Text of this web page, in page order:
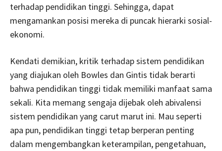
terhadap pendidikan tinggi. Sehingga, dapat
mengamankan posisi mereka di puncak hierarki sosial-
ekonomi.
Kendati demikian, kritik terhadap sistem pendidikan
yang diajukan oleh Bowles dan Gintis tidak berarti
bahwa pendidikan tinggi tidak memiliki manfaat sama
sekali. Kita memang sengaja dijebak oleh abivalensi
sistem pendidikan yang carut marut ini. Mau seperti
apa pun, pendidikan tinggi tetap berperan penting
dalam mengembangkan keterampilan, pengetahuan,